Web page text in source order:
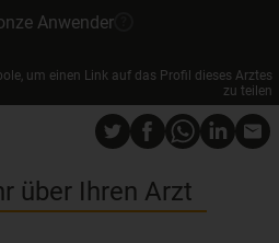
Anwender
um einen Link auf das Profil dieses Arztes
zu teilen
über Ihren Arzt